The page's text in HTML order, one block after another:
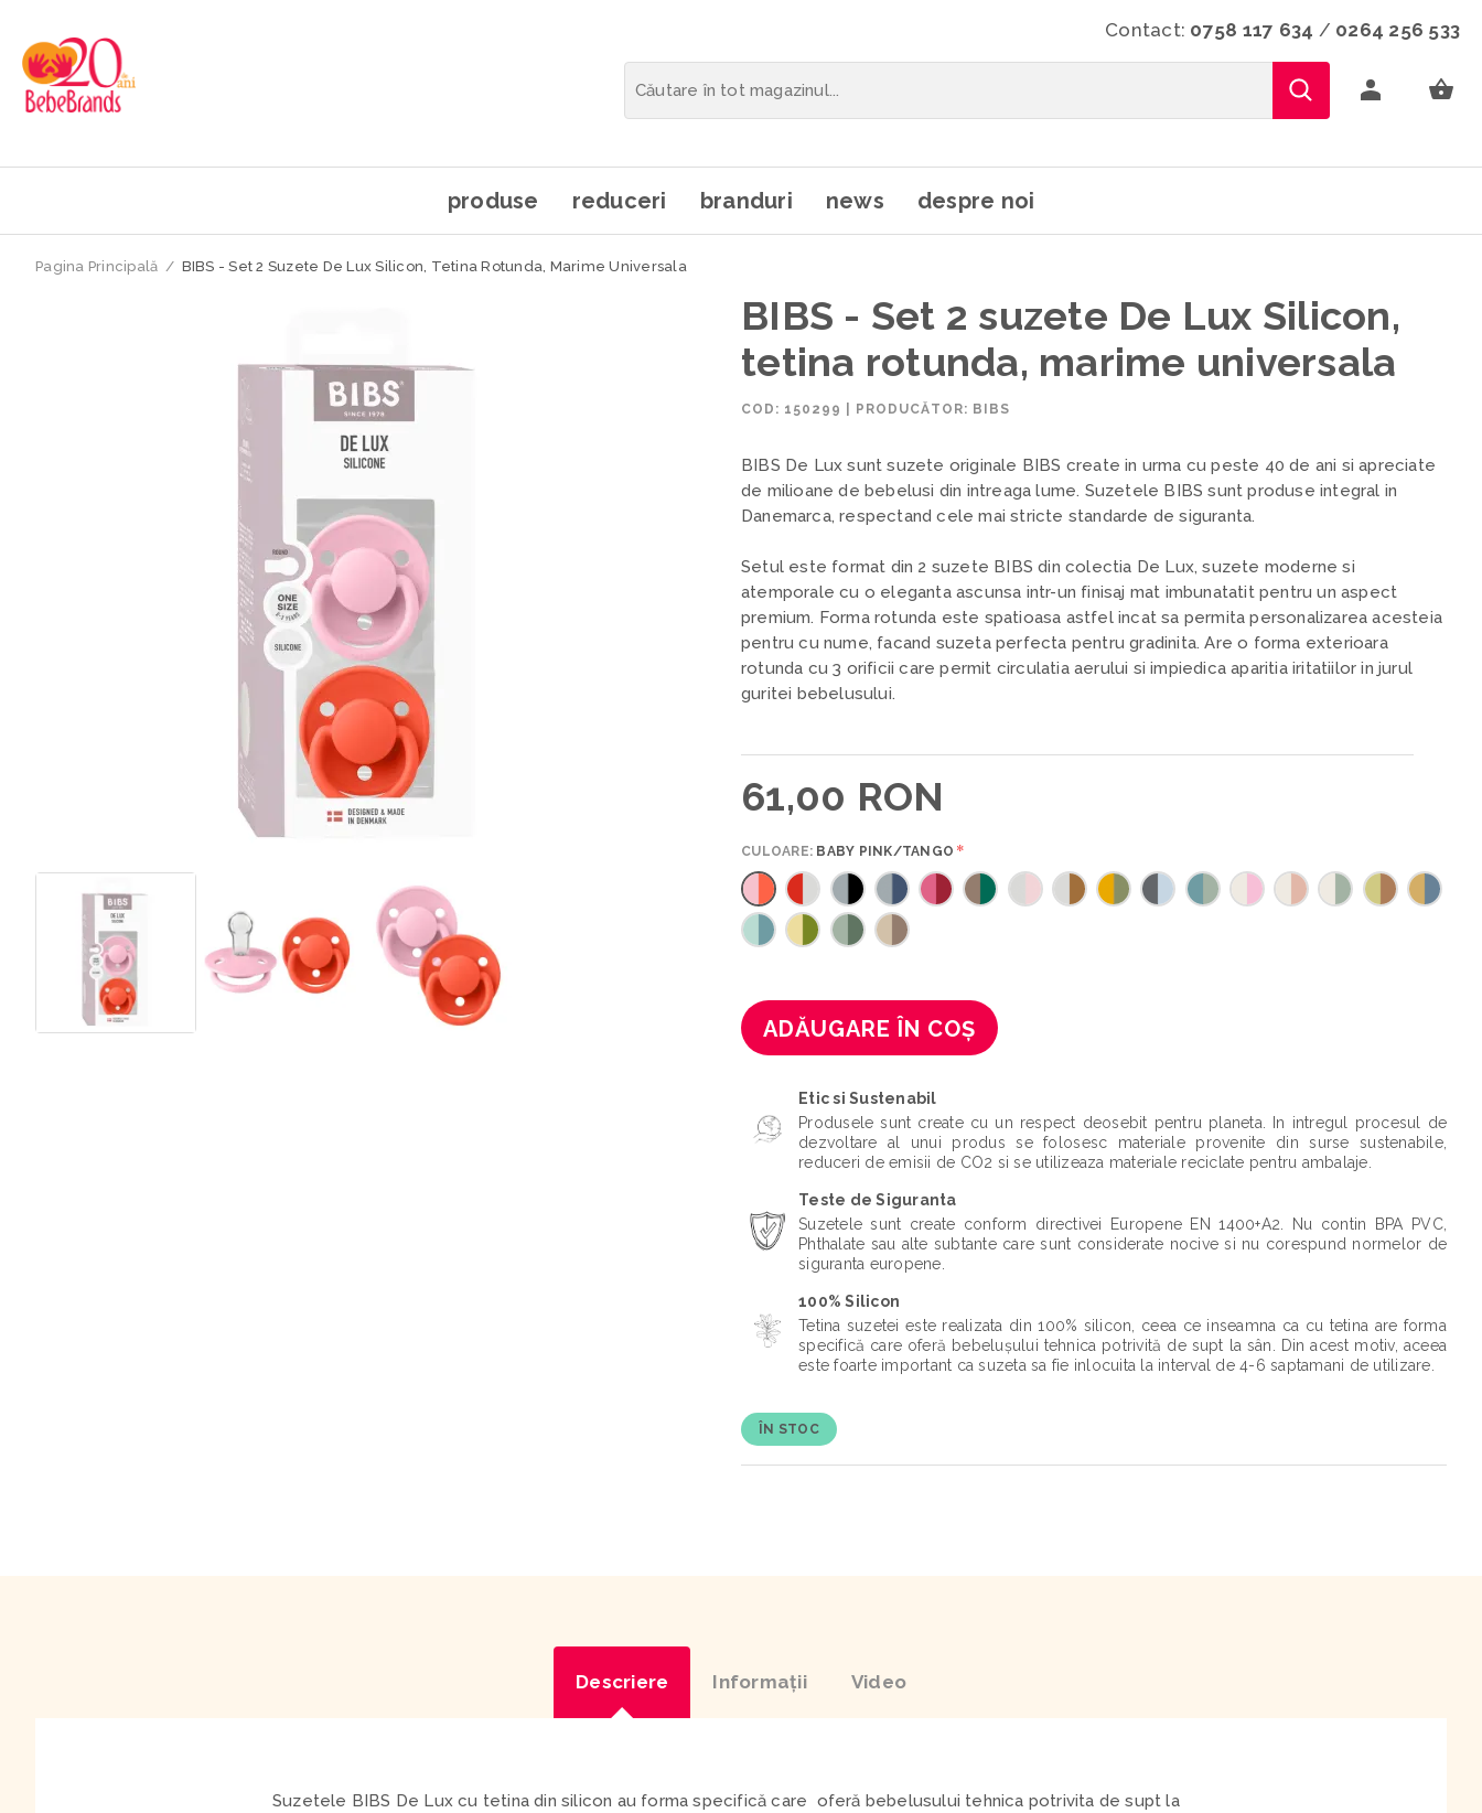
Contact: 0758 117 634 / 0264 256 533
produse reduceri branduri news despre noi
Pagina Principală / BIBS - Set 2 Suzete De Lux Silicon, Tetina Rotunda, Marime Universala
BIBS - Set 2 suzete De Lux Silicon,
tetina rotunda, marime universala
COD: 150299 PRODUCĂTOR: BIBS
BIBS De Lux sunt suzete originale BIBS create in urma cu peste 40 de ani si apreciate
de milioane de bebelusi din intreaga lume. Suzetele BIBS sunt produse integral in
Danemarca, respectand cele mai stricte standarde de siguranta.
Setul este format din 2 suzete BIBS din colectia De Lux, suzete moderne si
atemporale cu o eleganta ascunsa intr-un finisaj mat imbunatatit pentru un aspect
premium. Forma rotunda este spatioasa astfel incat sa permita personalizarea acesteia
pentru cu nume, facand suzeta perfecta pentru gradinita. Are o forma exterioara
rotunda cu 3 orificii care permit circulatia aerului si impiedica aparitia iritatiilor in jurul
guritei bebelusului.
61,00 RON
*
CULOARE: BABY PINK/TANGO
ADĂUGARE ÎN COȘ
Etic si Sustenabil
Produsele sunt create cu un respect deosebit pentru planeta. In intregul procesul de
dezvoltare al unui produs se folosesc materiale provenite din surse sustenabile,
reduceri de emisii de CO2 si se utilizeaza materiale reciclate pentru ambalaje.
Teste de Siguranta
Suzetele sunt create conform directivei Europene EN 1400+A2. Nu contin BPA PVC,
Phthalate sau alte subtante care sunt considerate nocive si nu corespund normelor de
siguranta europene.
100% Silicon
Tetina suzetei este realizata din 100% silicon, ceea ce inseamna ca cu tetina are forma
specifică care oferă bebelușului tehnica potrivită de supt la sân. Din acest motiv, aceea
este foarte important ca suzeta sa fie inlocuita la interval de 4-6 saptamani de utilizare.
ÎN STOC
Descriere Informaţii Video
Suzetele BIBS De Lux cu tetina din silicon au forma specifică care oferă bebelusului tehnica potrivita de supt la